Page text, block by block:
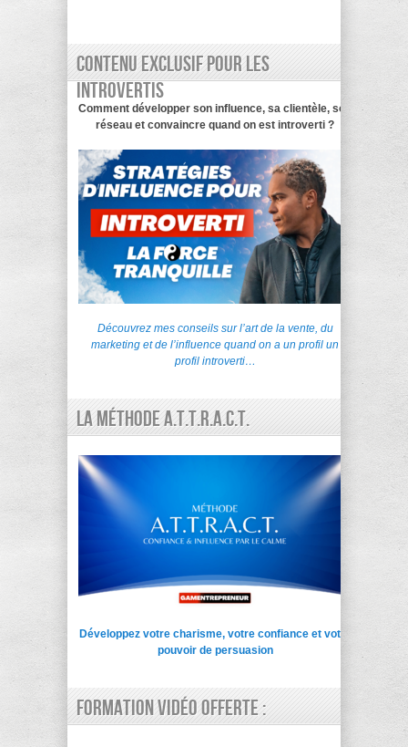
Contenu exclusif pour les
introvertis
Comment développer son influence, sa clientèle, son
réseau et convaincre quand on est introverti ?
Découvrez mes conseils sur l’art de la vente, du
marketing et de l’influence quand on a un profil un
profil introverti…
La Méthode A.T.T.R.A.C.T.
Développez votre charisme, votre confiance et votre
pouvoir de persuasion
Formation vidéo offerte :